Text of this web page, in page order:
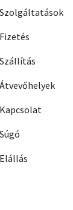
Szolgáltatások
Fizetés
Szállítás
Átvevőhelyek
Kapcsolat
Súgó
Elállás